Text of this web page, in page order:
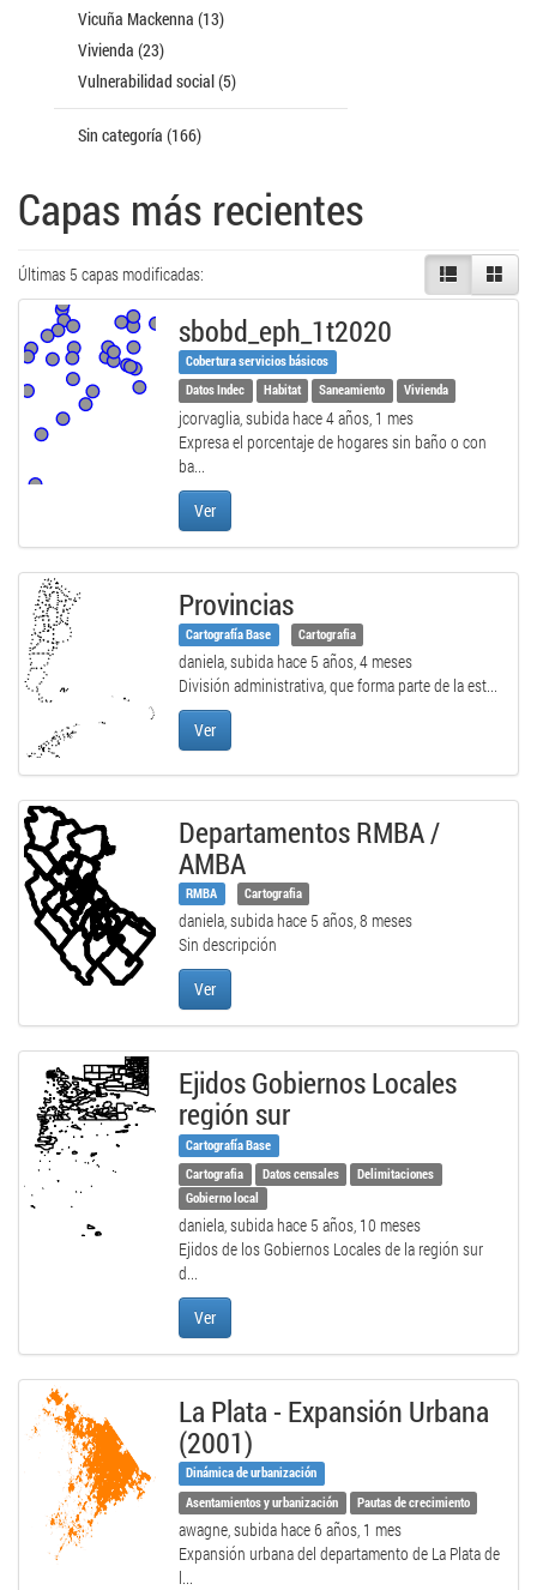
Vicuña Mackenna (13)
Vivienda (23)
Vulnerabilidad social (5)
Sin categoría (166)
Capas más recientes
Últimas 5 capas modificadas:
sbobd_eph_1t2020
Cobertura servicios básicos
Datos Indec
Habitat Saneamiento Vivienda
jcorvaglia, subida hace 4 años, 1 mes
Expresa el porcentaje de hogares sin baño o con
ba...
Ver
Provincias
Cartografía Base Cartografia
daniela, subida hace 5 años, 4 meses
División administrativa, que forma parte de la est...
Ver
Departamentos RMBA /
AMBA
RMBA Cartografia
daniela, subida hace 5 años, 8 meses
Sin descripción
Ver
Ejidos Gobiernos Locales
región sur
Cartografía Base
Cartografia
Datos censales
Delimitaciones
Gobierno local
daniela, subida hace 5 años, 10 meses
Ejidos de los Gobiernos Locales de la región sur
d...
Ver
La Plata - Expansión Urbana
(2001)
Dinámica de urbanización
Asentamientos y urbanización
Pautas de crecimiento
awagne, subida hace 6 años, 1 mes
Expansión urbana del departamento de La Plata de
l...